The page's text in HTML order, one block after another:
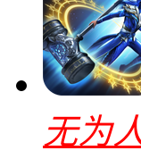
无为